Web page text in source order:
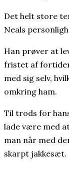
Det helt store
Neals
Han prøver at
fristet af
med sig selv,
omkring ham.
Til trods for
lade være med
man når med
skarpt jakkesæt.